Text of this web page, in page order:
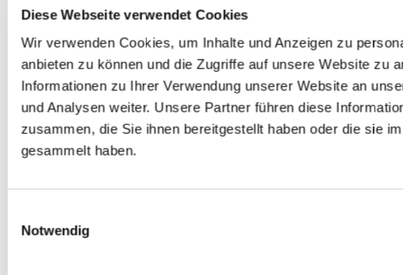
Diese Webseite verwendet Cookies
Wir verwenden Cookies, um Inhalte und Anzeigen zu
anbieten zu können und die Zugriffe auf unsere Website zu
Informationen zu Ihrer Verwendung unserer Website an
und Analysen weiter. Unsere Partner führen diese
zusammen, die Sie ihnen bereitgestellt haben oder die sie
gesammelt haben.
Notwendig
0Produkte verfügbar
Radlagern & Naben
0Produkte verfügbar
Räder und Zubehör
Produkte verfügbar
Spurverbreiterungen
0 Produkte verfügbar
Radmuttern